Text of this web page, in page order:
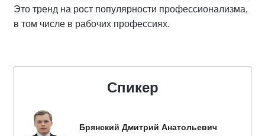
Это тренд на рост популярности профессионализма,
в том числе в рабочих профессиях.
Спикер
Брянский Дмитрий Анатольевич